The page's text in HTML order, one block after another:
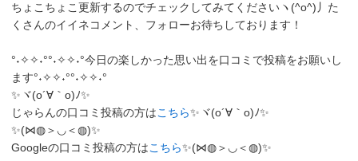
ちょこちょこ更新するのでチェックしてみてくださいヽ(^o^)丿 た
くさんのイイネコメント、フォローお待ちしております！
°˖✧✧˖°°˖✧✧˖°今日の楽しかった思い出を口コミで投稿をお願いし
ます°˖✧✧˖°°˖✧✧˖°
✨ヾ(o´∀｀o)ﾉ✨
じゃらんの口コミ投稿の方はこちら✨ヾ(o´∀｀o)ﾉ✨
✨(⋈◍＞◡＜◍)✨
Googleの口コミ投稿の方はこちら✨(⋈◍＞◡＜◍)✨